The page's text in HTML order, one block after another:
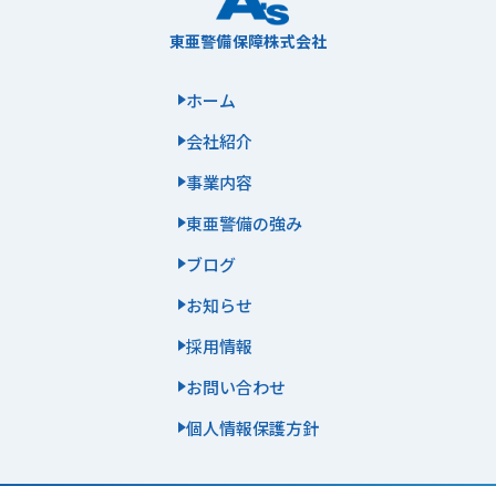
東亜警備保障株式会社
ホーム
会社紹介
事業内容
東亜警備の強み
ブログ
お知らせ
採用情報
お問い合わせ
個人情報保護方針